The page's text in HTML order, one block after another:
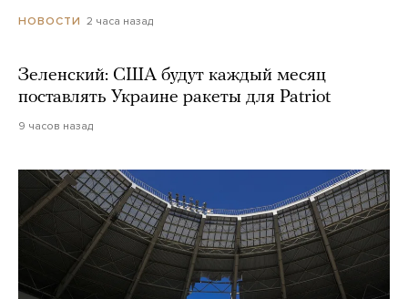
НОВОСТИ 2 часа назад
Зеленский: США будут каждый месяц
поставлять Украине ракеты для Patriot
9 часов назад